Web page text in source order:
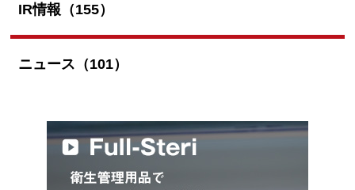
IR情報（155）
ニュース（101）